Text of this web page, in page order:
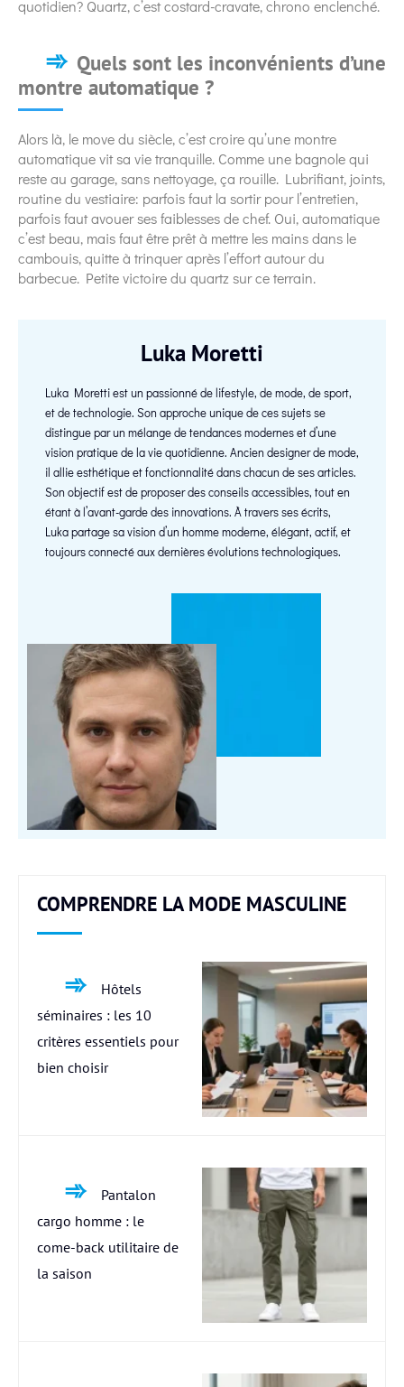
quotidien? Quartz, c’est costard-cravate, chrono enclenché.
Quels sont les inconvénients d’une
montre automatique ?
Alors là, le move du siècle, c’est croire qu’une montre
automatique vit sa vie tranquille. Comme une bagnole qui
reste au garage, sans nettoyage, ça rouille. Lubrifiant, joints,
routine du vestiaire: parfois faut la sortir pour l’entretien,
parfois faut avouer ses faiblesses de chef. Oui, automatique
c’est beau, mais faut être prêt à mettre les mains dans le
cambouis, quitte à trinquer après l’effort autour du
barbecue. Petite victoire du quartz sur ce terrain.
Luka Moretti
Luka Moretti est un passionné de lifestyle, de mode, de sport,
et de technologie. Son approche unique de ces sujets se
distingue par un mélange de tendances modernes et d’une
vision pratique de la vie quotidienne. Ancien designer de mode,
il allie esthétique et fonctionnalité dans chacun de ses articles.
Son objectif est de proposer des conseils accessibles, tout en
étant à l’avant-garde des innovations. À travers ses écrits,
Luka partage sa vision d’un homme moderne, élégant, actif, et
toujours connecté aux dernières évolutions technologiques.
COMPRENDRE LA MODE MASCULINE
Hôtels
séminaires : les 10
critères essentiels pour
bien choisir
Pantalon
cargo homme : le
come-back utilitaire de
la saison